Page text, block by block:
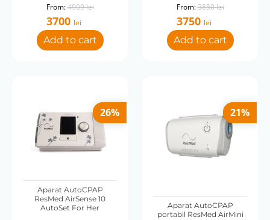
Card SD
Consum de energie (W)
6.3 W 65 W
Dimensiune (cm)
11x25x15
softSTART
Incarcator auto
From:4909leiOriginal
4909 lei.
3700 lei
Current
price
is:
Add to cart
From:3850leiOriginal
3850 lei.
3750 lei
Current
price
is:
Add to cart
26%
Aparat AutoCPAP
ResMed AirSense 10
AutoSet For Her
21%
Aparat AutoCPAP
portabil ResMed AirMini